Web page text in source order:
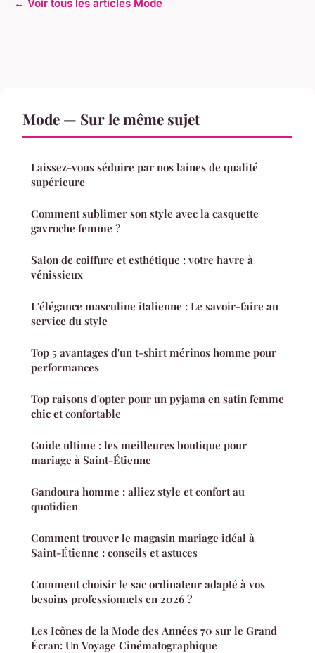
← Voir tous les articles Mode
Mode — Sur le même sujet
Laissez-vous séduire par nos laines de qualité
supérieure
Comment sublimer son style avec la casquette
gavroche femme ?
Salon de coiffure et esthétique : votre havre à
vénissieux
L'élégance masculine italienne : Le savoir-faire au
service du style
Top 5 avantages d'un t-shirt mérinos homme pour
performances
Top raisons d'opter pour un pyjama en satin femme
chic et confortable
Guide ultime : les meilleures boutique pour
mariage à Saint-Étienne
Gandoura homme : alliez style et confort au
quotidien
Comment trouver le magasin mariage idéal à
Saint-Étienne : conseils et astuces
Comment choisir le sac ordinateur adapté à vos
besoins professionnels en 2026 ?
Les Icônes de la Mode des Années 70 sur le Grand
Écran: Un Voyage Cinématographique